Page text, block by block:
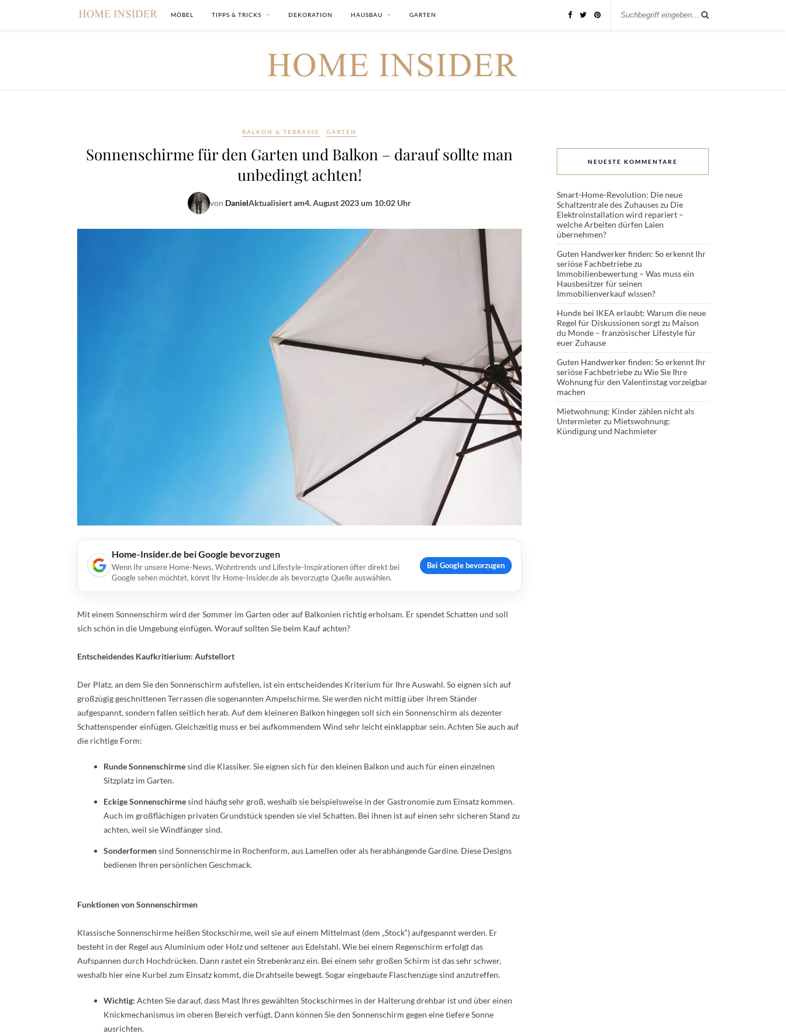
MÖBEL TIPPS & TRICKS DEKORATION HAUSBAU GARTEN
BALKON & TERRASSE GARTEN
Sonnenschirme für den Garten und Balkon – darauf sollte man
unbedingt achten!
von DanielAktualisiert am4. August 2023 um 10:02 Uhr
Home-Insider.de bei Google bevorzugen
Wenn Ihr unsere Home-News, Wohntrends und Lifestyle-Inspirationen öfter direkt bei
Google sehen möchtet, könnt Ihr Home-Insider.de als bevorzugte Quelle auswählen.
Bei Google bevorzugen
Mit einem Sonnenschirm wird der Sommer im Garten oder auf Balkonien richtig erholsam. Er spendet Schatten und soll
sich schön in die Umgebung einfügen. Worauf sollten Sie beim Kauf achten?
Entscheidendes Kaufkritierium: Aufstellort
Der Platz, an dem Sie den Sonnenschirm aufstellen, ist ein entscheidendes Kriterium für Ihre Auswahl. So eignen sich auf
großzügig geschnittenen Terrassen die sogenannten Ampelschirme. Sie werden nicht mittig über ihrem Ständer
aufgespannt, sondern fallen seitlich herab. Auf dem kleineren Balkon hingegen soll sich ein Sonnenschirm als dezenter
Schattenspender einfügen. Gleichzeitig muss er bei aufkommendem Wind sehr leicht einklappbar sein. Achten Sie auch auf
die richtige Form:
Runde Sonnenschirmesind die Klassiker. Sie eignen sich für den kleinen Balkon und auch für einen einzelnen
Sitzplatz im Garten.
Eckige Sonnenschirmesind häufig sehr groß, weshalb sie beispielsweise in der Gastronomie zum Einsatz kommen.
Auch im großflächigen privaten Grundstück spenden sie viel Schatten. Bei ihnen ist auf einen sehr sicheren Stand zu
achten, weil sie Windfänger sind.
Sonderformensind Sonnenschirme in Rochenform, aus Lamellen oder als herabhängende Gardine. Diese Designs
bedienen Ihren persönlichen Geschmack.
Funktionen von Sonnenschirmen
Klassische Sonnenschirme heißen Stockschirme, weil sie auf einem Mittelmast (dem „Stock“) aufgespannt werden. Er
besteht in der Regel aus Aluminium oder Holz und seltener aus Edelstahl. Wie bei einem Regenschirm erfolgt das
Aufspannen durch Hochdrücken. Dann rastet ein Strebenkranz ein. Bei einem sehr großen Schirm ist das sehr schwer,
weshalb hier eine Kurbel zum Einsatz kommt, die Drahtseile bewegt. Sogar eingebaute Flaschenzüge sind anzutreffen.
Wichtig: Achten Sie darauf, dass Mast Ihres gewählten Stockschirmes in der Halterung drehbar ist und über einen
Knickmechanismus im oberen Bereich verfügt. Dann können Sie den Sonnenschirm gegen eine tiefere Sonne
ausrichten.
NEUESTE KOMMENTARE
Smart-Home-Revolution: Die neue
Schaltzentrale des Zuhauseszu Die
Elektroinstallation wird repariert –
welche Arbeiten dürfen Laien
übernehmen?
Guten Handwerker finden: So erkennt Ihr
seriöse Fachbetriebezu
Immobilienbewertung – Was muss ein
Hausbesitzer für seinen
Immobilienverkauf wissen?
Hunde bei IKEA erlaubt: Warum die neue
Regel für Diskussionen sorgtzu Maison
du Monde – französischer Lifestyle für
euer Zuhause
Guten Handwerker finden: So erkennt Ihr
seriöse Fachbetriebezu Wie Sie Ihre
Wohnung für den Valentinstag vorzeigbar
machen
Mietwohnung: Kinder zählen nicht als
Untermieterzu Mietswohnung:
Kündigung und Nachmieter